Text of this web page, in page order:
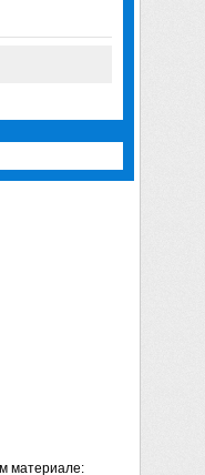
материале: